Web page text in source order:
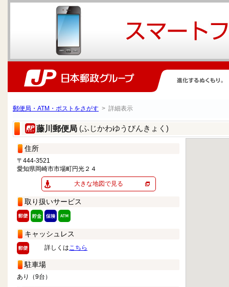
郵便局・ATM・ポストをさがす > 詳細表示
藤川郵便局 (ふじかわゆうびんきょく)
住所
〒444-3521
愛知県岡崎市市場町円光２４
大きな地図で見る
取り扱いサービス
キャッシュレス
詳しくはこちら
駐車場
あり（9台）